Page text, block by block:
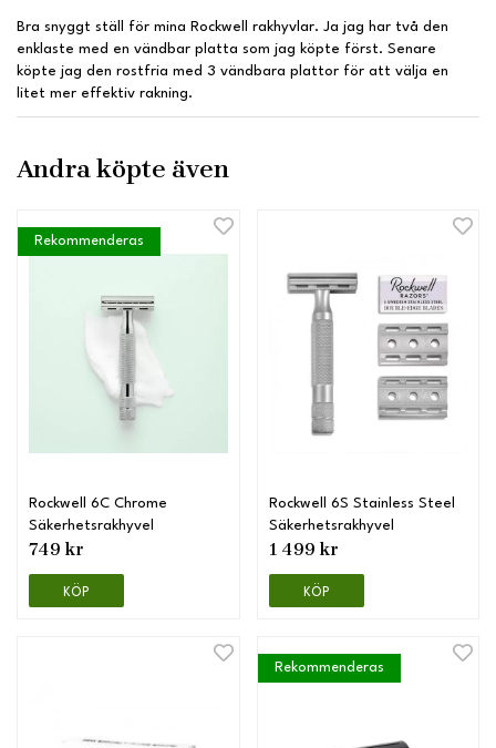
Bra snyggt ställ för mina Rockwell rakhyvlar. Ja jag har två den
enklaste med en vändbar platta som jag köpte först. Senare
köpte jag den rostfria med 3 vändbara plattor för att välja en
litet mer effektiv rakning.
Andra köpte även
Rekommenderas
Rockwell 6C Chrome
Säkerhetsrakhyvel
749 kr
KÖP
Rockwell 6S Stainless Steel
Säkerhetsrakhyvel
1 499 kr
KÖP
Rekommenderas